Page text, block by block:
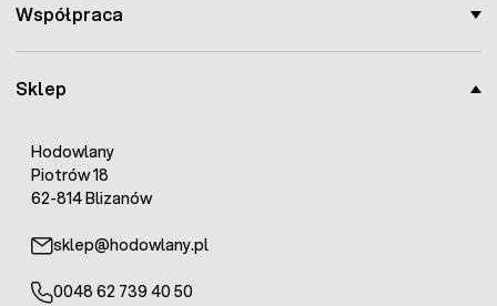
Sklep
Hodowlany
Piotrów 18
62-814 Blizanów
sklep@hodowlany.pl
0048 62 739 40 50
Współpraca